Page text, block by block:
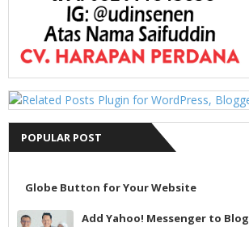
POPULAR POST
Globe Button for Your Website
Add Yahoo! Messenger to Blog